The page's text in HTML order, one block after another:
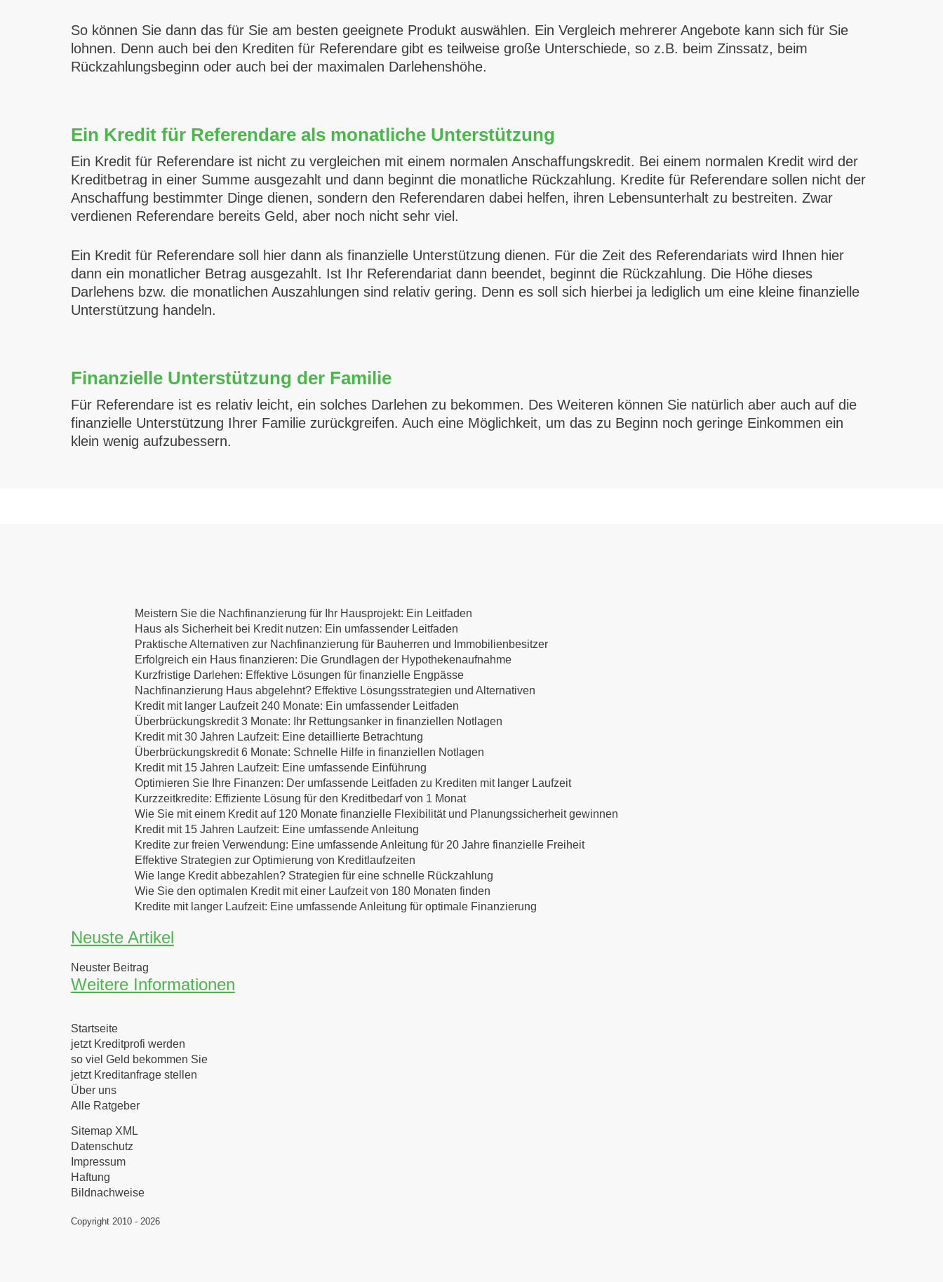
So können Sie dann das für Sie am besten geeignete Produkt auswählen. Ein Vergleich mehrerer Angebote kann sich für Sie
lohnen. Denn auch bei den Krediten für Referendare gibt es teilweise große Unterschiede, so z.B. beim Zinssatz, beim
Rückzahlungsbeginn oder auch bei der maximalen Darlehenshöhe.
Ein Kredit für Referendare als monatliche Unterstützung
Ein Kredit für Referendare ist nicht zu vergleichen mit einem normalen Anschaffungskredit. Bei einem normalen Kredit wird der
Kreditbetrag in einer Summe ausgezahlt und dann beginnt die monatliche Rückzahlung. Kredite für Referendare sollen nicht der
Anschaffung bestimmter Dinge dienen, sondern den Referendaren dabei helfen, ihren Lebensunterhalt zu bestreiten. Zwar
verdienen Referendare bereits Geld, aber noch nicht sehr viel.
Ein Kredit für Referendare soll hier dann als finanzielle Unterstützung dienen. Für die Zeit des Referendariats wird Ihnen hier
dann ein monatlicher Betrag ausgezahlt. Ist Ihr Referendariat dann beendet, beginnt die Rückzahlung. Die Höhe dieses
Darlehens bzw. die monatlichen Auszahlungen sind relativ gering. Denn es soll sich hierbei ja lediglich um eine kleine finanzielle
Unterstützung handeln.
Finanzielle Unterstützung der Familie
Für Referendare ist es relativ leicht, ein solches Darlehen zu bekommen. Des Weiteren können Sie natürlich aber auch auf die
finanzielle Unterstützung Ihrer Familie zurückgreifen. Auch eine Möglichkeit, um das zu Beginn noch geringe Einkommen ein
klein wenig aufzubessern.
Meistern Sie die Nachfinanzierung für Ihr Hausprojekt: Ein Leitfaden
Haus als Sicherheit bei Kredit nutzen: Ein umfassender Leitfaden
Praktische Alternativen zur Nachfinanzierung für Bauherren und Immobilienbesitzer
Erfolgreich ein Haus finanzieren: Die Grundlagen der Hypothekenaufnahme
Kurzfristige Darlehen: Effektive Lösungen für finanzielle Engpässe
Nachfinanzierung Haus abgelehnt? Effektive Lösungsstrategien und Alternativen
Kredit mit langer Laufzeit 240 Monate: Ein umfassender Leitfaden
Überbrückungskredit 3 Monate: Ihr Rettungsanker in finanziellen Notlagen
Kredit mit 30 Jahren Laufzeit: Eine detaillierte Betrachtung
Überbrückungskredit 6 Monate: Schnelle Hilfe in finanziellen Notlagen
Kredit mit 15 Jahren Laufzeit: Eine umfassende Einführung
Optimieren Sie Ihre Finanzen: Der umfassende Leitfaden zu Krediten mit langer Laufzeit
Kurzzeitkredite: Effiziente Lösung für den Kreditbedarf von 1 Monat
Wie Sie mit einem Kredit auf 120 Monate finanzielle Flexibilität und Planungssicherheit gewinnen
Kredit mit 15 Jahren Laufzeit: Eine umfassende Anleitung
Kredite zur freien Verwendung: Eine umfassende Anleitung für 20 Jahre finanzielle Freiheit
Effektive Strategien zur Optimierung von Kreditlaufzeiten
Wie lange Kredit abbezahlen? Strategien für eine schnelle Rückzahlung
Wie Sie den optimalen Kredit mit einer Laufzeit von 180 Monaten finden
Kredite mit langer Laufzeit: Eine umfassende Anleitung für optimale Finanzierung
Neuste Artikel
Neuster Beitrag
Weitere Informationen
Startseite
jetzt Kreditprofi werden
so viel Geld bekommen Sie
jetzt Kreditanfrage stellen
Über uns
Alle Ratgeber
Sitemap XML
Datenschutz
Impressum
Haftung
Bildnachweise
Copyright 2010 - 2026